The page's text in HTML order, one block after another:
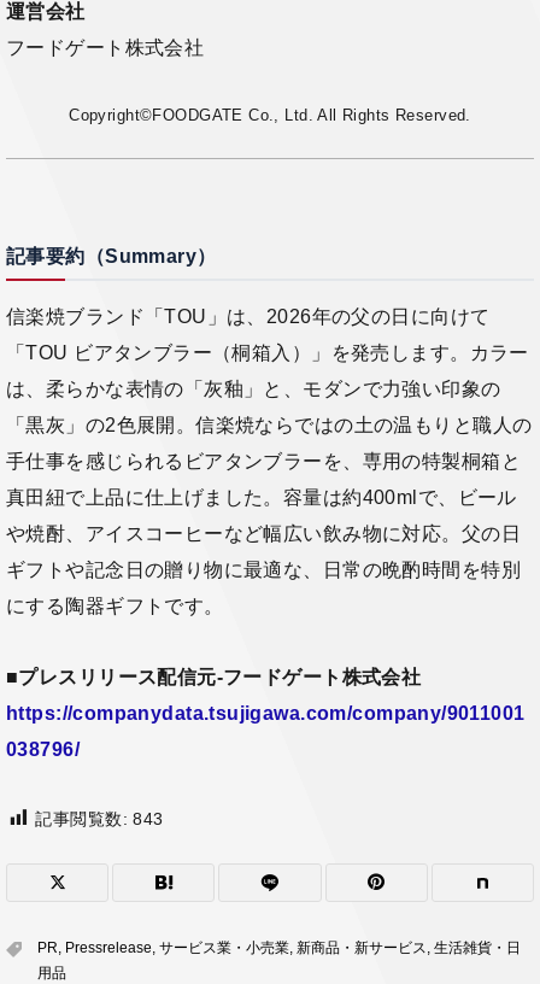
運営会社
フードゲート株式会社
Copyright©FOODGATE Co., Ltd. All Rights Reserved.
記事要約（Summary）
信楽焼ブランド「TOU」は、2026年の父の日に向けて
「TOU ビアタンブラー（桐箱入）」を発売します。カラー
は、柔らかな表情の「灰釉」と、モダンで力強い印象の
「黒灰」の2色展開。信楽焼ならではの土の温もりと職人の
手仕事を感じられるビアタンブラーを、専用の特製桐箱と
真田紐で上品に仕上げました。容量は約400mlで、ビール
や焼酎、アイスコーヒーなど幅広い飲み物に対応。父の日
ギフトや記念日の贈り物に最適な、日常の晩酌時間を特別
にする陶器ギフトです。
■プレスリリース配信元-フードゲート株式会社
https://companydata.tsujigawa.com/company/9011001
038796/
記事閲覧数: 843
PR Pressrelease サービス業・小売業 新商品・新サービス 生活雑貨・日
用品